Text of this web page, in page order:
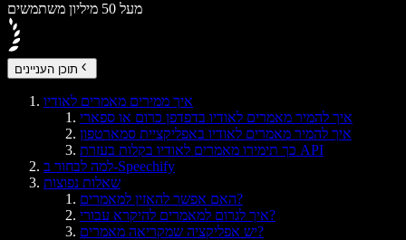
מעל 50 מיליון משתמשים
תוכן העניינים
איך ממירים מאמרים לאודיו
איך להמיר מאמרים לאודיו בדפדפן כרום או ספארי
איך להמיר מאמרים לאודיו באפליקציית סמארטפון
כך תימירו מאמרים לאודיו בקלות בעזרת API
למה לבחור ב-Speechify
שאלות נפוצות
האם אפשר להאזין למאמרים?
איך לגרום למאמרים להיקרא עבורי?
יש אפליקציה שמקריאה מאמרים?